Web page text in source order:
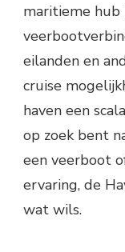
maritieme hub
eilanden en
cruise
haven een
op zoek bent
een veerboot
ervaring, de
wat wils.